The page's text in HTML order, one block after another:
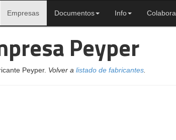
Empresas Documentos Info Colabora
Peyper
Peyper. Volver a listado de fabricantes